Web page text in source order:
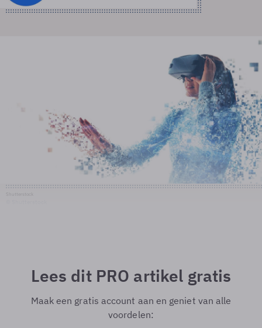
Lees dit PRO artikel gratis
Maak een gratis account aan en geniet van alle
voordelen: